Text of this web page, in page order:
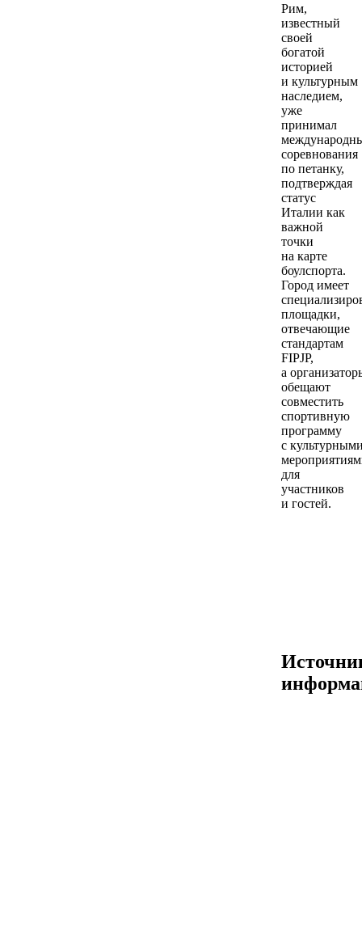
Рим,
известный
своей
богатой
историей
и культурным
наследием,
уже
принимал
соревнования
по петанку,
подтверждая
статус
Италии как
важной
точки
на карте
боулспорта.
Город имеет
площадки,
отвечающие
стандартам
FIPJP,
а
обещают
совместить
спортивную
программу
с
для
участников
и гостей.